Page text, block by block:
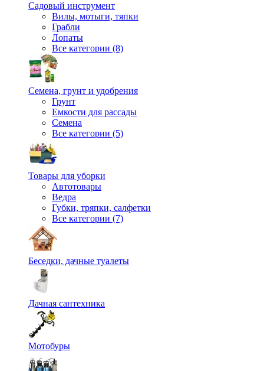
Садовый инструмент
Вилы, мотыги, тяпки
Грабли
Лопаты
Все категории (8)
Семена, грунт и удобрения
Грунт
Емкости для рассады
Семена
Все категории (5)
Товары для уборки
Автотовары
Ведра
Губки, тряпки, салфетки
Все категории (7)
Беседки, дачные туалеты
Дачная сантехника
Мотобуры